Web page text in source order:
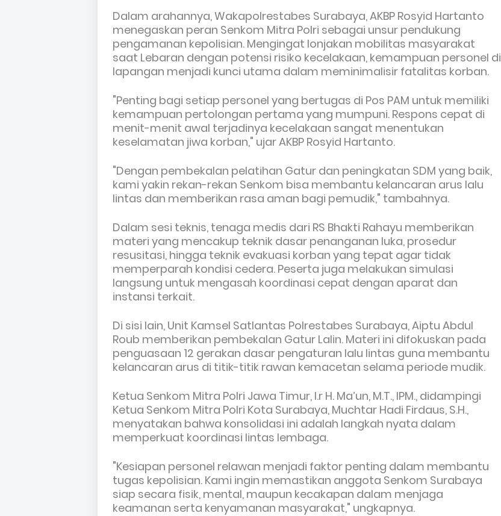
Dalam arahannya, Wakapolrestabes Surabaya, AKBP Rosyid Hartanto
menegaskan peran Senkom Mitra Polri sebagai unsur pendukung
pengamanan kepolisian. Mengingat lonjakan mobilitas masyarakat
saat Lebaran dengan potensi risiko kecelakaan, kemampuan personel di
lapangan menjadi kunci utama dalam meminimalisir fatalitas korban.
"Penting bagi setiap personel yang bertugas di Pos PAM untuk memiliki
kemampuan pertolongan pertama yang mumpuni. Respons cepat di
menit-menit awal terjadinya kecelakaan sangat menentukan
keselamatan jiwa korban," ujar AKBP Rosyid Hartanto.
"Dengan pembekalan pelatihan Gatur dan peningkatan SDM yang baik,
kami yakin rekan-rekan Senkom bisa membantu kelancaran arus lalu
lintas dan memberikan rasa aman bagi pemudik," tambahnya.
Dalam sesi teknis, tenaga medis dari RS Bhakti Rahayu memberikan
materi yang mencakup teknik dasar penanganan luka, prosedur
resusitasi, hingga teknik evakuasi korban yang tepat agar tidak
memperparah kondisi cedera. Peserta juga melakukan simulasi
langsung untuk mengasah koordinasi cepat dengan aparat dan
instansi terkait.
Di sisi lain, Unit Kamsel Satlantas Polrestabes Surabaya, Aiptu Abdul
Roub memberikan pembekalan Gatur Lalin. Materi ini difokuskan pada
penguasaan 12 gerakan dasar pengaturan lalu lintas guna membantu
kelancaran arus di titik-titik rawan kemacetan selama periode mudik.
Ketua Senkom Mitra Polri Jawa Timur, I.r H. Ma’un, M.T., IPM., didampingi
Ketua Senkom Mitra Polri Kota Surabaya, Muchtar Hadi Firdaus, S.H.,
menyatakan bahwa konsolidasi ini adalah langkah nyata dalam
memperkuat koordinasi lintas lembaga.
"Kesiapan personel relawan menjadi faktor penting dalam membantu
tugas kepolisian. Kami ingin memastikan anggota Senkom Surabaya
siap secara fisik, mental, maupun kecakapan dalam menjaga
keamanan serta kenyamanan masyarakat," ungkapnya.